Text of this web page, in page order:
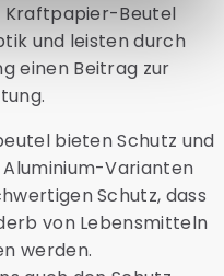
Kraftpapier-Beutel
und leisten durch
einen Beitrag zur
bieten Schutz und
Varianten
Schutz, dass
von Lebensmitteln
werden.